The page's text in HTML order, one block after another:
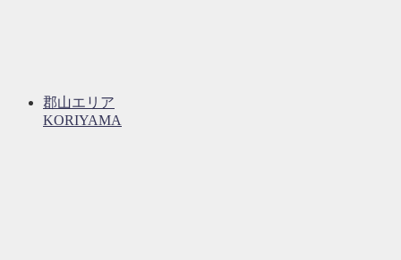
郡山エリア
KORIYAMA